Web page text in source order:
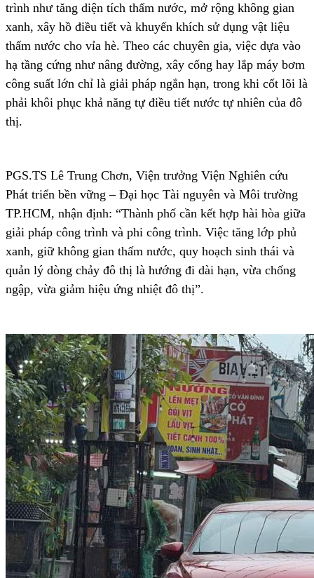
trình như tăng diện tích thấm nước, mở rộng không gian
xanh, xây hồ điều tiết và khuyến khích sử dụng vật liệu
thấm nước cho vỉa hè. Theo các chuyên gia, việc dựa vào
hạ tầng cứng như nâng đường, xây cống hay lắp máy bơm
công suất lớn chỉ là giải pháp ngắn hạn, trong khi cốt lõi là
phải khôi phục khả năng tự điều tiết nước tự nhiên của đô
thị.
PGS.TS Lê Trung Chơn, Viện trưởng Viện Nghiên cứu
Phát triển bền vững – Đại học Tài nguyên và Môi trường
TP.HCM, nhận định: “Thành phố cần kết hợp hài hòa giữa
giải pháp công trình và phi công trình. Việc tăng lớp phủ
xanh, giữ không gian thấm nước, quy hoạch sinh thái và
quản lý dòng chảy đô thị là hướng đi dài hạn, vừa chống
ngập, vừa giảm hiệu ứng nhiệt đô thị”.